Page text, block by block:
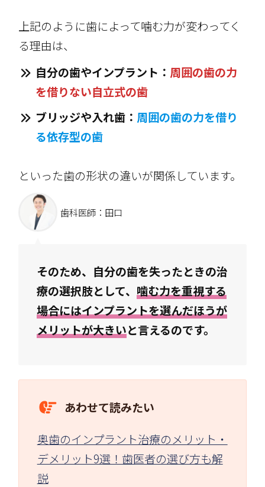
上記のように歯によって噛む力が変わってく
る理由は、
自分の歯やインプラント： 周囲の歯の力
を借りない自立式の歯
ブリッジや入れ歯： 周囲の歯の力を借り
る依存型の歯
といった歯の形状の違いが関係しています。
歯科医師：田口
そのため、自分の歯を失ったときの治
療の選択肢として、 噛む力を重視する
場合にはインプラントを選んだほうが
メリットが大きいと言えるのです。
あわせて読みたい
奥歯のインプラント治療のメリット・
デメリット9選！歯医者の選び方も解
説